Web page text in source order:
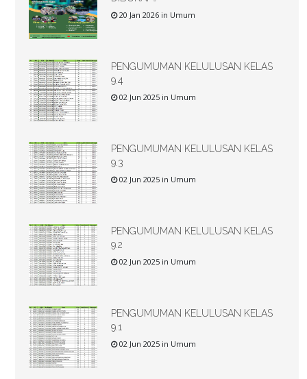
20 Jan 2026 in Umum
PENGUMUMAN KELULUSAN KELAS
9.4
02 Jun 2025 in Umum
PENGUMUMAN KELULUSAN KELAS
9.3
02 Jun 2025 in Umum
PENGUMUMAN KELULUSAN KELAS
9.2
02 Jun 2025 in Umum
PENGUMUMAN KELULUSAN KELAS
9.1
02 Jun 2025 in Umum